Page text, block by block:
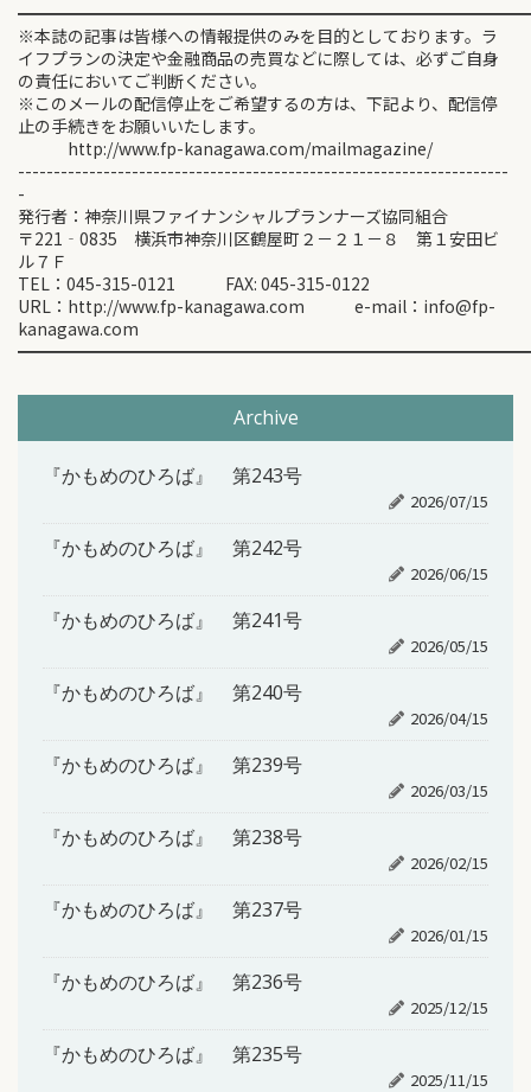
※本誌の記事は皆様への情報提供のみを目的としております。ラ
イフプランの決定や金融商品の売買などに際しては、必ずご自身
の責任においてご判断ください。
※このメールの配信停止をご希望するの方は、下記より、配信停
止の手続きをお願いいたします。
http://www.fp-kanagawa.com/mailmagazine/
---------------------------------------------------------------------
-
発行者：神奈川県ファイナンシャルプランナーズ協同組合
〒221‐0835 横浜市神奈川区鶴屋町２－２１－８ 第１安田ビ
ル７Ｆ
TEL：045-315-0121 FAX: 045-315-0122
URL：http://www.fp-kanagawa.com e-mail：info@fp-
kanagawa.com
Archive
『かもめのひろば』 第243号
2026/07/15
『かもめのひろば』 第242号
2026/06/15
『かもめのひろば』 第241号
2026/05/15
『かもめのひろば』 第240号
2026/04/15
『かもめのひろば』 第239号
2026/03/15
『かもめのひろば』 第238号
2026/02/15
『かもめのひろば』 第237号
2026/01/15
『かもめのひろば』 第236号
2025/12/15
『かもめのひろば』 第235号
2025/11/15